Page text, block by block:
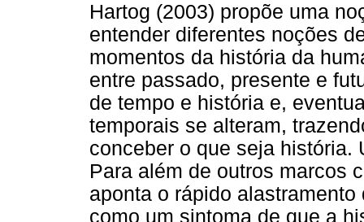
Hartog (2003) propõe uma
entender diferentes noções
momentos da história da
entre passado, presente e
de tempo e história e,
temporais se alteram,
conceber o que seja história.
Para além de outros marcos
aponta o rápido
como um sintoma de que a